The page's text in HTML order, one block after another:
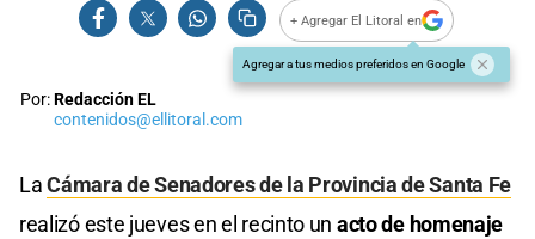
+ Agregar El Litoral en
Agregar a tus medios preferidos en Google
Por:Redacción EL
contenidos@ellitoral.com
LaCámara de Senadores de la Provincia de Santa Fe
realizó este jueves en el recinto un acto de homenaje